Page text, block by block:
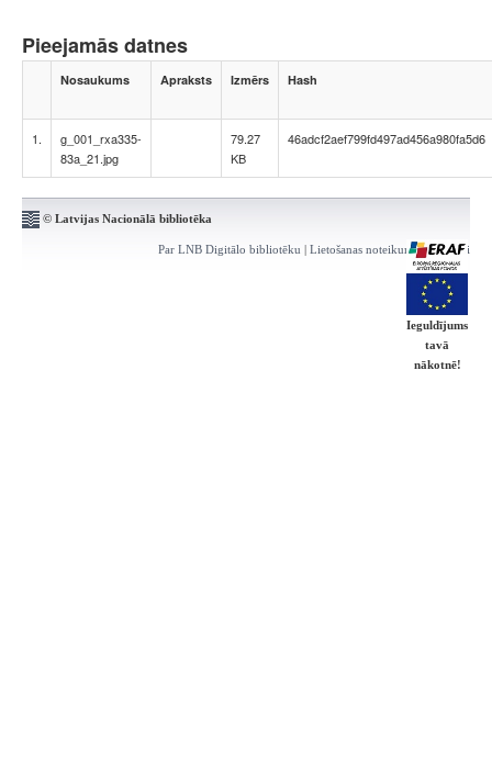
Pieejamās datnes
Nosaukums Apraksts Izmērs Hash
1.
g_001_rxa335-
83a_21.jpg
79.27
KB
46adcf2aef799fd497ad456a980fa5d6
© Latvijas Nacionālā bibliotēka
Par LNB Digitālo bibliotēku | Lietošanas noteikumi | Kontakti
Ieguldījums
tavā
nākotnē!